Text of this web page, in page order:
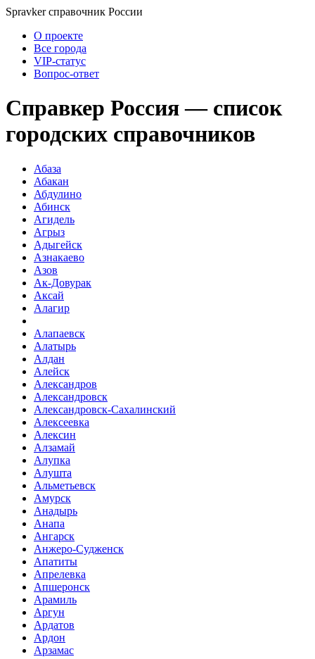
Spravker справочник России
О проекте
Все города
VIP-статус
Вопрос-ответ
Справкер Россия — список
городских справочников
Абаза
Абакан
Абдулино
Абинск
Агидель
Агрыз
Адыгейск
Азнакаево
Азов
Ак-Довурак
Аксай
Алагир
Алапаевск
Алатырь
Алдан
Алейск
Александров
Александровск
Александровск-Сахалинский
Алексеевка
Алексин
Алзамай
Алупка
Алушта
Альметьевск
Амурск
Анадырь
Анапа
Ангарск
Анжеро-Судженск
Апатиты
Апрелевка
Апшеронск
Арамиль
Аргун
Ардатов
Ардон
Арзамас